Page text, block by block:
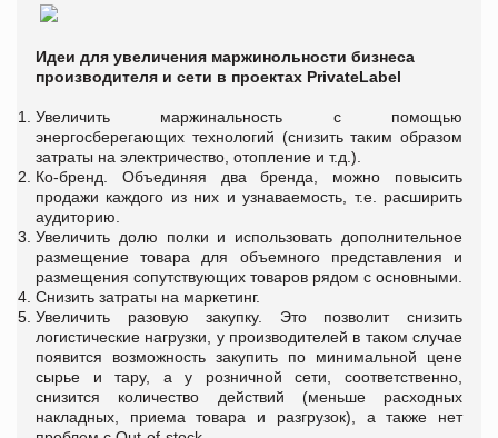
Идеи для увеличения маржинольности бизнеса
производителя и сети в проектах PrivateLabel
Увеличить маржинальность с помощью
энергосберегающих технологий (снизить таким образом
затраты на электричество, отопление и т.д.).
Ко-бренд. Объединяя два бренда, можно повысить
продажи каждого из них и узнаваемость, т.е. расширить
аудиторию.
Увеличить долю полки и использовать дополнительное
размещение товара для объемного представления и
размещения сопутствующих товаров рядом с основными.
Снизить затраты на маркетинг.
Увеличить разовую закупку. Это позволит снизить
логистические нагрузки, у производителей в таком случае
появится возможность закупить по минимальной цене
сырье и тару, а у розничной сети, соответственно,
снизится количество действий (меньше расходных
накладных, приема товара и разгрузок), а также нет